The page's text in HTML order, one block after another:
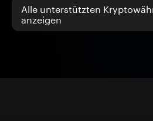
Alle unterstützten
anzeigen